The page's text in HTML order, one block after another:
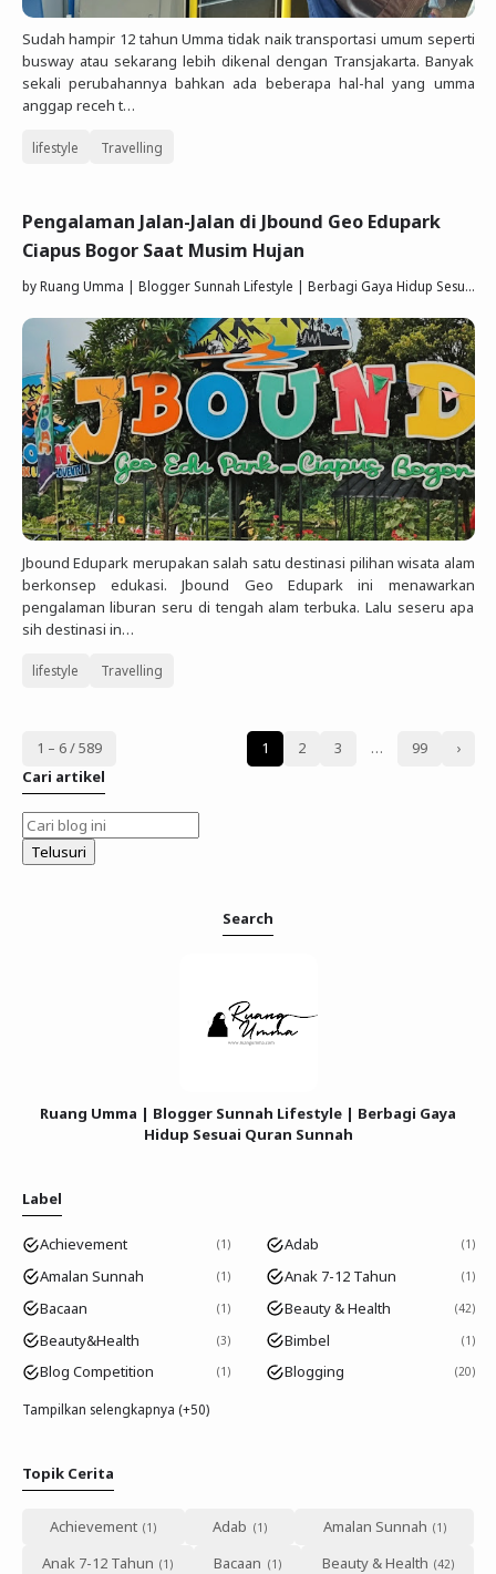
Sudah hampir 12 tahun Umma tidak naik transportasi umum seperti
busway atau sekarang lebih dikenal dengan Transjakarta. Banyak
sekali perubahannya bahkan ada beberapa hal-hal yang umma
anggap receh t…
lifestyle Travelling
Pengalaman Jalan-Jalan di Jbound Geo Edupark
Ciapus Bogor Saat Musim Hujan
byRuang Umma | Blogger Sunnah Lifestyle | Berbagi Gaya Hidup Sesuai Quran Sunnah
Jbound Edupark merupakan salah satu destinasi pilihan wisata alam
berkonsep edukasi. Jbound Geo Edupark ini menawarkan
pengalaman liburan seru di tengah alam terbuka. Lalu seseru apa
sih destinasi in…
lifestyle Travelling
1 – 6 / 589 1 2 3 … 99
›
Cari artikel
Search
Ruang Umma | Blogger Sunnah Lifestyle | Berbagi Gaya
Hidup Sesuai Quran Sunnah
Label
Achievement 1 Adab 1
Amalan Sunnah 1 Anak 7-12 Tahun 1
Bacaan 1 Beauty & Health 42
Beauty&Health 3 Bimbel 1
Blog Competition 1 Blogging 20
Tampilkan selengkapnya (+50)
Topik Cerita
Achievement Adab
Amalan Sunnah
Anak 7-12 Tahun
Bacaan
Beauty & Health